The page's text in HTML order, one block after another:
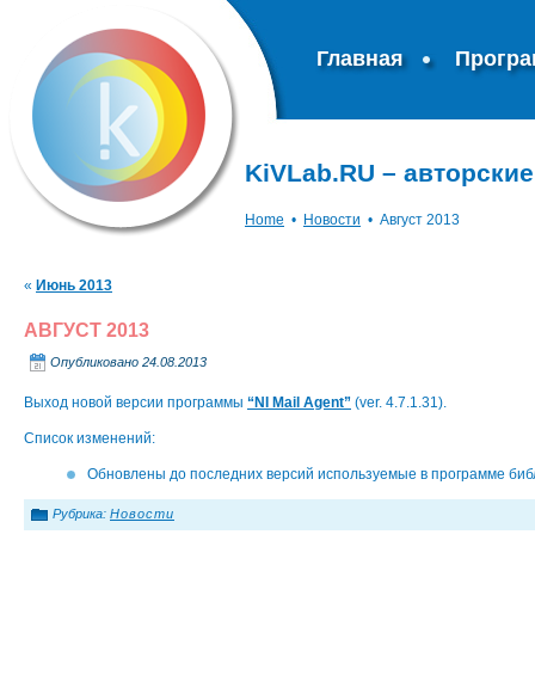
Главная
KiVLab.RU –
Home • Новости • Август 2013
« Июнь 2013
АВГУСТ 2013
Опубликовано 24.08.2013
Выход новой версии программы “NI Mail Agent” (ver. 4.7.1.31).
Список изменений:
Обновлены до последних версий используемые в программе
Рубрика: Новости